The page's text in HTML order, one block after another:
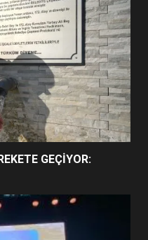
MİRASI İÇİN
GÖZLER
TÜRK BAHARATI
ETTİ?
ATAMA:
NE
GEÇİYOR: